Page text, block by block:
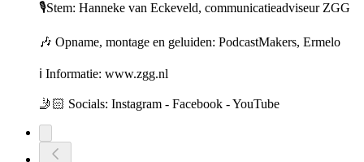
🎙️Stem: Hanneke van Eckeveld, communicatieadviseur ZGG
🎶 Opname, montage en geluiden: PodcastMakers, Ermelo
ℹ️ Informatie: www.zgg.nl
🤳🏻 Socials: Instagram - Facebook - YouTube